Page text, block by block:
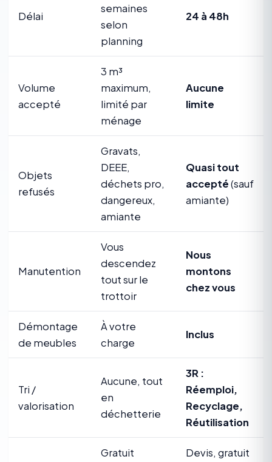
Délai
semaines
selon
planning
24 à 48h
Volume
accepté
3 m³
maximum,
limité par
ménage
Aucune
limite
Objets
refusés
Gravats,
DEEE,
déchets pro,
dangereux,
amiante
Quasi tout
accepté(sauf
amiante)
Manutention
Vous
descendez
tout sur le
trottoir
Nous
montons
chez vous
Démontage
de meubles
À votre
charge
Inclus
Tri /
valorisation
Aucune, tout
en
déchetterie
3R :
Réemploi,
Recyclage,
Réutilisation
Gratuit
Devis, gratuit